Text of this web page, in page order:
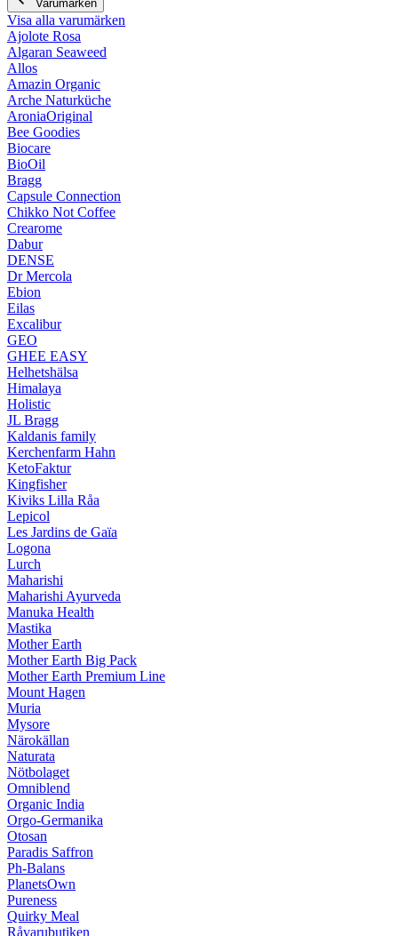
Varumärken
Visa alla varumärken
Ajolote Rosa
Algaran Seaweed
Allos
Amazin Organic
Arche Naturküche
AroniaOriginal
Bee Goodies
Biocare
BioOil
Bragg
Capsule Connection
Chikko Not Coffee
Crearome
Dabur
DENSE
Dr Mercola
Ebion
Eilas
Excalibur
GEO
GHEE EASY
Helhetshälsa
Himalaya
Holistic
JL Bragg
Kaldanis family
Kerchenfarm Hahn
KetoFaktur
Kingfisher
Kiviks Lilla Råa
Lepicol
Les Jardins de Gaïa
Logona
Lurch
Maharishi
Maharishi Ayurveda
Manuka Health
Mastika
Mother Earth
Mother Earth Big Pack
Mother Earth Premium Line
Mount Hagen
Muria
Mysore
Närokällan
Naturata
Nötbolaget
Omniblend
Organic India
Orgo-Germanika
Otosan
Paradis Saffron
Ph-Balans
PlanetsOwn
Pureness
Quirky Meal
Råvarubutiken